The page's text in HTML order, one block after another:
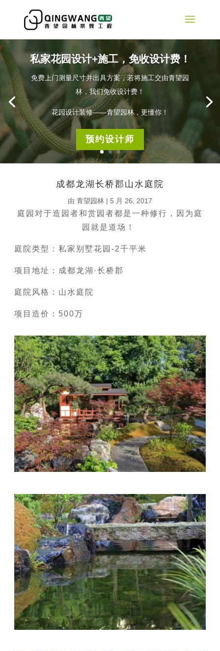
私家花园设计+施工，免收设计费！
免费上门测量尺寸并出具方案，若将施工交由青望园
林，我们免收设计费！
花园设计装修——青望园林，更懂你！
预约设计师
成都龙湖长桥郡山水庭院
由 青望园林 | 5 月 26, 2017
庭园对于造园者和赏园者都是一种修行，因为庭
园就是道场！
庭院类型：私家别墅花园-2千平米
项目地址：成都龙湖·长桥郡
庭院风格：山水庭院
项目造价：500万